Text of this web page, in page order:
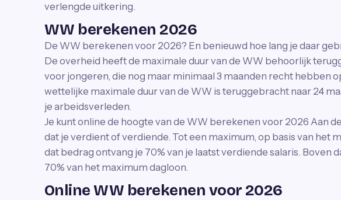
verlengde uitkering.
WW berekenen 2026
De WW berekenen voor 2026? En benieuwd hoe lang je daar
De overheid heeft de maximale duur van de WW behoorlijk
voor jongeren, die nog maar minimaal 3 maanden recht hebben
wettelijke maximale duur van de WW is teruggebracht naar 24
je arbeidsverleden.
Je kunt online de hoogte van de WW berekenen voor 2026 Aan
dat je verdient of verdiende. Tot een maximum, op basis van het
dat bedrag ontvang je 70% van je laatst verdiende salaris. Boven
70% van het maximum dagloon.
Online WW berekenen voor 2026